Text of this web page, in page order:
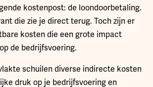
kostenpost: de loondoorbetaling.
die zie je direct terug. Toch zijn er
kosten die een grote impact
de bedrijfsvoering.
schuilen diverse indirecte kosten
druk op je bedrijfsvoering en